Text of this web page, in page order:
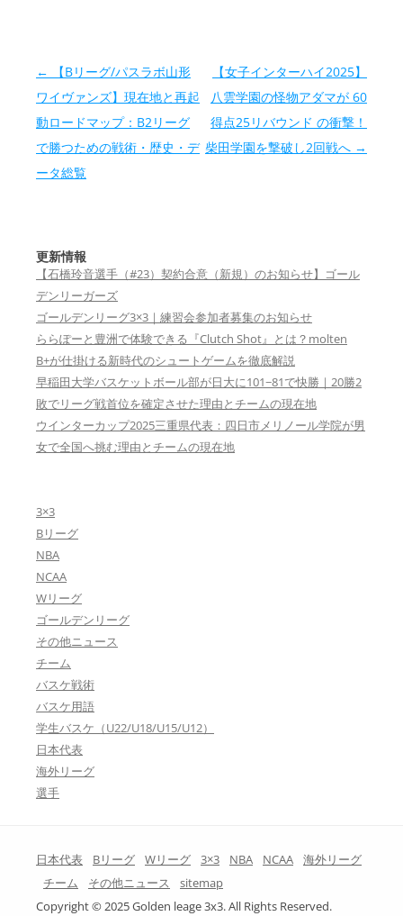
投稿ナビゲーション
←
【Bリーグ/パスラボ山形
ワイヴァンズ】現在地と再起
動ロードマップ：B2リーグ
で勝つための戦術・歴史・デ
ータ総覧
【女子インターハイ2025】
八雲学園の怪物アダマが 60
得点25リバウンド の衝撃！
柴田学園を撃破し2回戦へ →
更新情報
【石橋玲音選手（#23）契約合意（新規）のお知らせ】ゴール
デンリーガーズ
ゴールデンリーグ3×3｜練習会参加者募集のお知らせ
ららぽーと豊洲で体験できる『Clutch Shot』とは？molten
B+が仕掛ける新時代のシュートゲームを徹底解説
早稲田大学バスケットボール部が日大に101−81で快勝｜20勝2
敗でリーグ戦首位を確定させた理由とチームの現在地
ウインターカップ2025三重県代表：四日市メリノール学院が男
女で全国へ挑む理由とチームの現在地
3×3
Bリーグ
NBA
NCAA
Wリーグ
ゴールデンリーグ
その他ニュース
チーム
バスケ戦術
バスケ用語
学生バスケ（U22/U18/U15/U12）
日本代表
海外リーグ
選手
日本代表 Bリーグ Wリーグ 3×3 NBA NCAA
海外リーグ
チーム
その他ニュース
sitemap
Copyright © 2025 Golden leage 3x3. All Rights Reserved.